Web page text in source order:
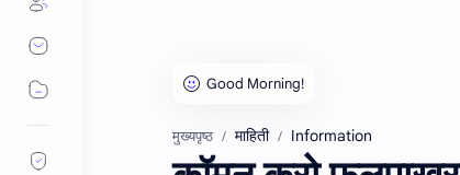
मुख्यपृष्ठ माहिती Information